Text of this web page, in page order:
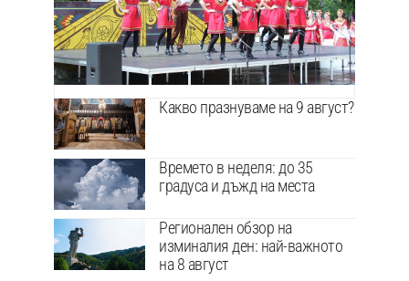
Какво празнуваме на 9 август?
Времето в неделя: до 35
градуса и дъжд на места
Регионален обзор на
изминалия ден: най-важното
на 8 август